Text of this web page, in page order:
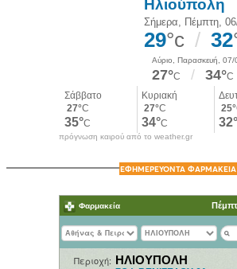
πρόγνωση καιρού από το weather.gr
ΕΦΗΜΕΡΕΥΟΝΤΑ ΦΑΡΜΑΚΕΙΑ